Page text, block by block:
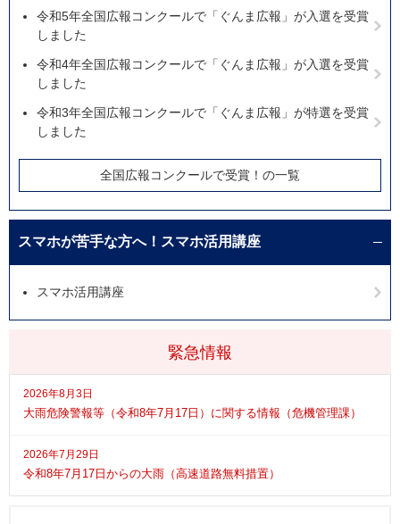
緊急情報
2026年8月3日
大雨危険警報等（令和8年7月17日）に関する情報（危機管理課）
2026年7月29日
令和8年7月17日からの大雨（高速道路無料措置）
令和5年全国広報コンクールで「ぐんま広報」が入選を受賞
しました
令和4年全国広報コンクールで「ぐんま広報」が入選を受賞
しました
令和3年全国広報コンクールで「ぐんま広報」が特選を受賞
しました
全国広報コンクールで受賞！の一覧
スマホが苦手な方へ！スマホ活用講座
スマホ活用講座